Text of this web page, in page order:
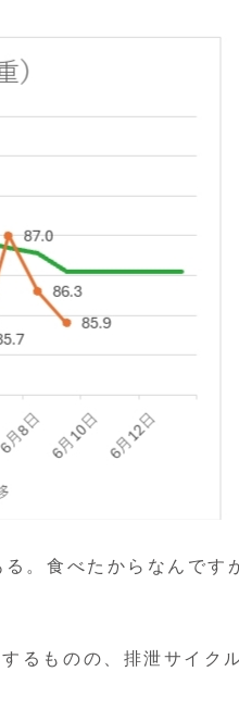
。食べたからなんで
るものの、排泄サイク